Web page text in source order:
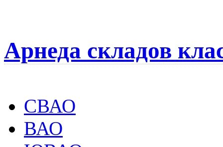
Арнеда складов
СВАО
ВАО